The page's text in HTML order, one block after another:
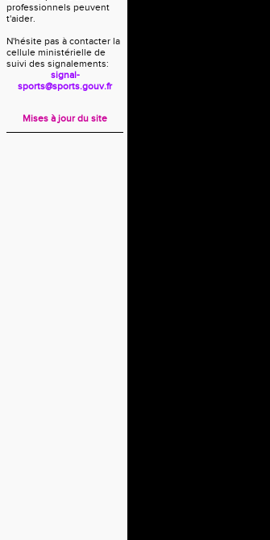
professionnels peuvent
t'aider.
N'hésite pas à contacter la
cellule ministérielle de
suivi des signalements:
signal-
sports@sports.gouv.fr
Mises à jour du site